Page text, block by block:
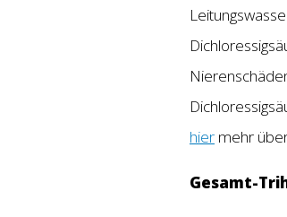
hier mehr
Gesamt-